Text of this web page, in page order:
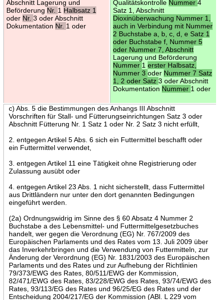
Abschnitt Lagerung und
Beförderung Nr. 1 Halbsatz 1
oder Nr. 3 oder Abschnitt
Dokumentation Nr. 1 oder
Qualitätskontrolle Nummer 4
Satz 1, Abschnitt
Dioxinüberwachung Nummer 1,
auch in Verbindung mit Nummer
2 Buchstabe a, b, c, d, e Satz 1
oder Buchstabe f, Nummer 5
oder Nummer 7, Abschnitt
Lagerung und Beförderung
Nummer 1 erster Halbsatz,
Nummer 3 oder Nummer 7 Satz
1, 2 oder Satz 3 oder Abschnitt
Dokumentation Nummer 1 oder
c) Abs. 5 die Bestimmungen des Anhangs III Abschnitt
Vorschriften für Stall- und Fütterungseinrichtungen Satz 3 oder
Abschnitt Fütterung Nr. 1 Satz 1 oder Nr. 2 Satz 3 nicht erfüllt,
2. entgegen Artikel 5 Abs. 6 sich ein Futtermittel beschafft oder
ein Futtermittel verwendet,
3. entgegen Artikel 11 eine Tätigkeit ohne Registrierung oder
Zulassung ausübt oder
4. entgegen Artikel 23 Abs. 1 nicht sicherstellt, dass Futtermittel
aus Drittländern nur unter den dort genannten Bedingungen
eingeführt werden.
(2a) Ordnungswidrig im Sinne des § 60 Absatz 4 Nummer 2
Buchstabe a des Lebensmittel- und Futtermittelgesetzbuches
handelt, wer gegen die Verordnung (EG) Nr. 767/2009 des
Europäischen Parlaments und des Rates vom 13. Juli 2009 über
das Inverkehrbringen und die Verwendung von Futtermitteln, zur
Änderung der Verordnung (EG) Nr. 1831/2003 des Europäischen
Parlaments und des Rates und zur Aufhebung der Richtlinien
79/373/EWG des Rates, 80/511/EWG der Kommission,
82/471/EWG des Rates, 83/228/EWG des Rates, 93/74/EWG des
Rates, 93/113/EG des Rates und 96/25/EG des Rates und der
Entscheidung 2004/217/EG der Kommission (ABl. L 229 vom